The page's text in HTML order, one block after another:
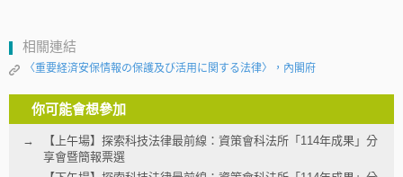
相關連結
〈重要経済安保情報の保護及び活用に関する法律〉，內閣府
你可能會想參加
【上午場】探索科技法律最前線：資策會科法所「114年成果」分
享會暨簡報票選